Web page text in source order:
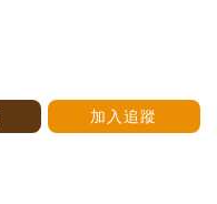
加入追蹤